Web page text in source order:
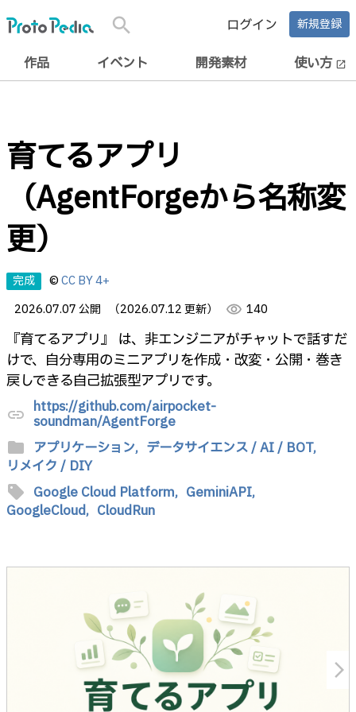
search ログイン 新規登録
作品 イベント 開発素材 使い方 open_in_new
育てるアプリ
（AgentForgeから名称変
更）
完成 ©CC BY 4+
2026.07.07 公開
（2026.07.12 更新） visibility 140
『育てるアプリ』 は、非エンジニアがチャットで話すだ
けで、自分専用のミニアプリを作成・改変・公開・巻き
戻しできる自己拡張型アプリです。
link https://github.com/airpocket-
soundman/AgentForge
folder アプリケーション, データサイエンス / AI / BOT,
リメイク / DIY
sell Google Cloud Platform, GeminiAPI,
GoogleCloud, CloudRun
arrow_forward_ios